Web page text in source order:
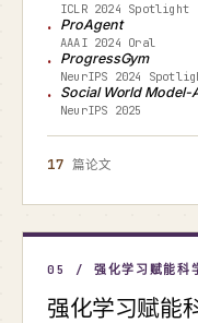
ICLR 2024 Spotlight
ProAgent
AAAI 2024 Oral
ProgressGym
NeurIPS 2024
Social World Model-
NeurIPS 2025
17 篇论文
05 / 强化学习赋能科
强化学习赋能